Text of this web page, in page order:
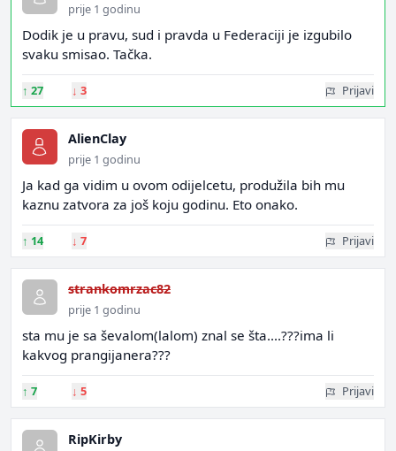
prije 1 godinu
Dodik je u pravu, sud i pravda u Federaciji je izgubilo
svaku smisao. Tačka.
↑ 27 ↓ 3 Prijavi
AlienClay
prije 1 godinu
Ja kad ga vidim u ovom odijelcetu, produžila bih mu
kaznu zatvora za još koju godinu. Eto onako.
↑ 14 ↓ 7 Prijavi
strankomrzac82
prije 1 godinu
sta mu je sa ševalom(lalom) znal se šta....???ima li
kakvog prangijanera???
↑ 7 ↓ 5 Prijavi
RipKirby